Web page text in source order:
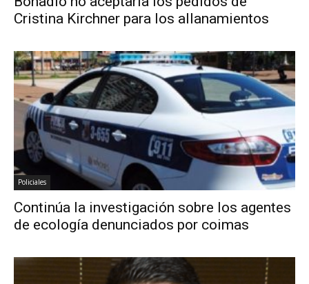
Cristina Kirchner para los allanamientos
Policiales
Continúa la investigación sobre los agentes
de ecología denunciados por coimas